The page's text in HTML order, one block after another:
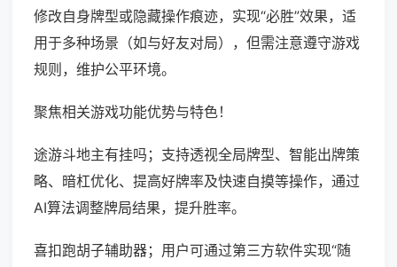
修改自身牌型或隐藏操作痕迹，实现“必胜”效果，适
用于多种场景（如与好友对局），但需注意遵守游戏
规则，维护公平环境。
聚焦相关游戏功能优势与特色！
途游斗地主有挂吗；支持透视全局牌型、智能出牌策
略、暗杠优化、提高好牌率及快速自摸等操作，通过
AI算法调整牌局结果，提升胜率。
喜扣跑胡子辅助器；用户可通过第三方软件实现“随